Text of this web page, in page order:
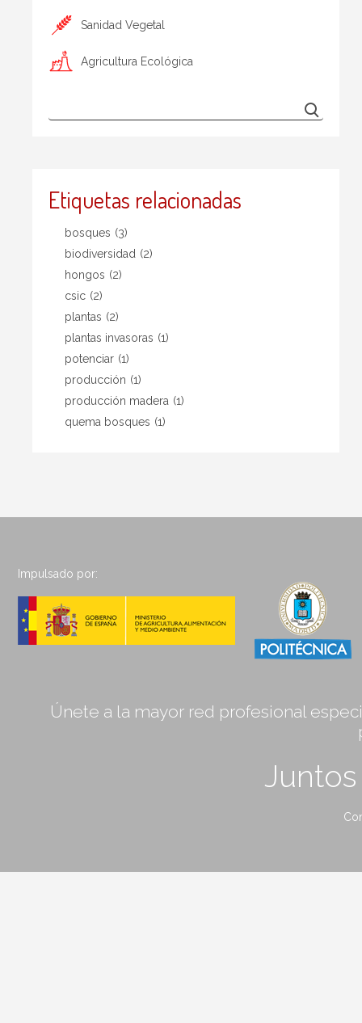
Sanidad Vegetal
Agricultura Ecológica
Etiquetas relacionadas
bosques (3)
biodiversidad (2)
hongos (2)
csic (2)
plantas (2)
plantas invasoras (1)
potenciar (1)
producción (1)
producción madera (1)
quema bosques (1)
Impulsado por:
Únete a la mayor red profesional